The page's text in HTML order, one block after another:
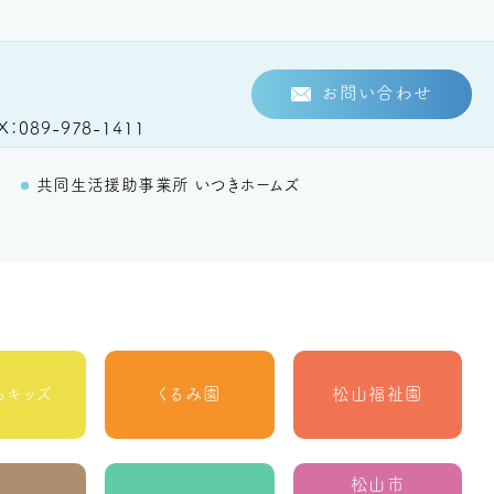
089-978-1411
お問い合わせ
共同生活援助事業所 いつきホームズ
キッズ くるみ園 松山福祉園
松山市